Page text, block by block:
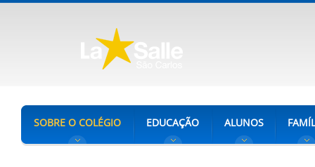
SOBRE O COLÉGIO EDUCAÇÃO ALUNOS